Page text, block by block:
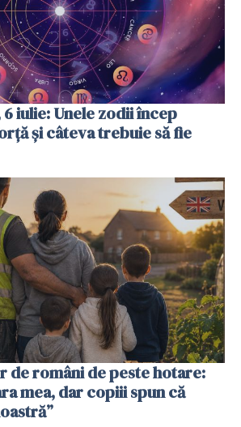
iulie: Unele zodii încep
și câteva trebuie să fie
de români de peste hotare:
mea, dar copiii spun că